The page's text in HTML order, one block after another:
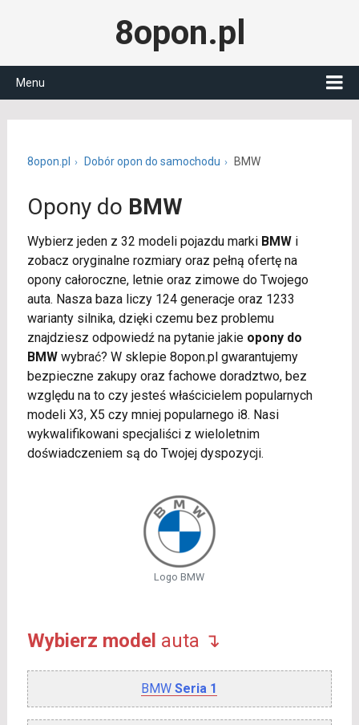
8opon.pl
Menu
8opon.pl Dobór opon do samochodu BMW
Opony do BMW
Logo BMW
Wybierz jeden z 32 modeli pojazdu marki BMWi
zobacz oryginalne rozmiary oraz pełną ofertę na
opony całoroczne, letnie oraz zimowe do Twojego
auta. Nasza baza liczy 124 generacje oraz 1233
warianty silnika, dzięki czemu bez problemu
znajdziesz odpowiedź na pytanie jakie opony do
BMWwybrać? W sklepie 8opon.pl gwarantujemy
bezpieczne zakupy oraz fachowe doradztwo, bez
względu na to czy jesteś właścicielem popularnych
modeli X3, X5 czy mniej popularnego i8. Nasi
wykwalifikowani specjaliści z wieloletnim
doświadczeniem są do Twojej dyspozycji.
Wybierz model auta ↴
BMWSeria 1